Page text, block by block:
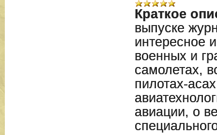
Краткое
выпуске
интересное
военных и
самолетах,
пилотах-
авиации, о